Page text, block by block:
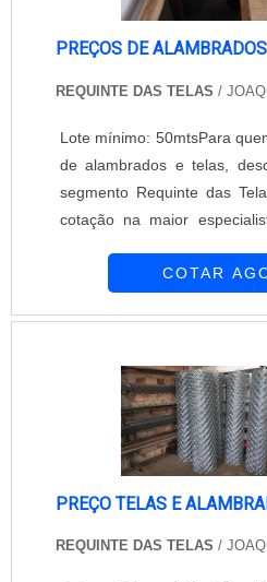
PREÇOS DE
REQUINTE DAS TELAS /
Lote mínimo: 50mtsPara
de alambrados e telas,
segmento Requinte das
cotação na maior
área de atuação.É
especializadas. Esse tipo
materiais, além de evitar
COTAR
PREÇO TELAS E
REQUINTE DAS TELAS /